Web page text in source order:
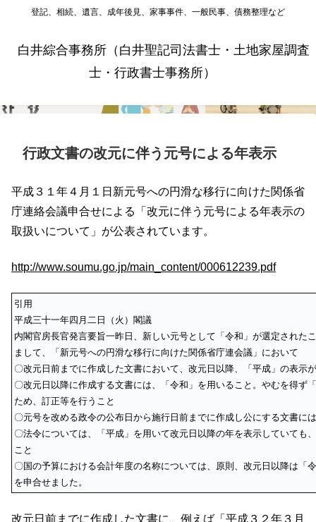
登記、相続、遺言、成年後見、家事事件、一般民事、債務整理など
白井綜合事務所（白井聖記司法書士・土地家屋調査
士・行政書士事務所）
行政文書の改元に伴う元号による年表示
平成３１年４月１日新元号への円滑な移行に向けた関係省
庁連絡会議申合せによる「改元に伴う元号による年表示の
取扱いについて」が公表されています。
http://www.soumu.go.jp/main_content/000612239.pdf
引用
平成三十一年四月二日（火）閣議
内閣官房長官発言要旨一昨日、新しい元号として「令和」が選定された
まして、「新元号への円滑な移行に向けた関係省庁連会議」において
〇改元日前までに作成した文書において、改元日以降、「平成」の表示
〇改元日以降に作成する文書には、「令和」を用いること。やむを得ず
ため、訂正等を行うこと
〇元号を改める政令の公布日から施行日前までに作成し公にする文書に
〇法令については、「平成」を用いて改元日以降の年を表示していても
こと
〇国の予算における会計年度の名称については、原則、改元日以降は「
を申合せました。
改元日前までに作成した文書に、例えば「平成３２年３月